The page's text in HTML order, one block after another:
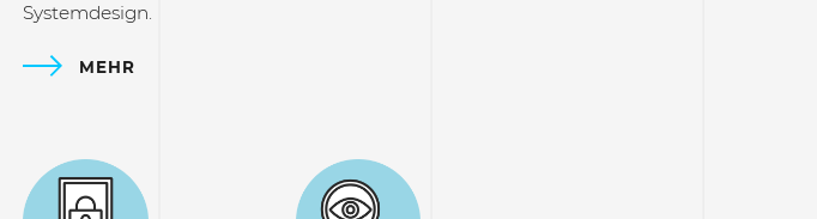
Systemdesign.
MEHR